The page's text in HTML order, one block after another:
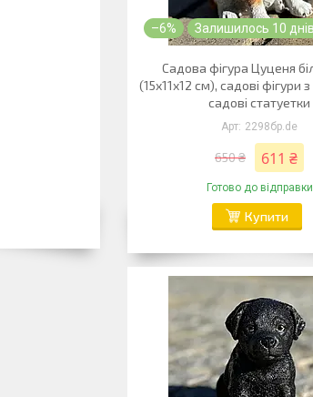
–6% Залишилось 10 днів
Садова фігура Цуценя
(15х11х12 см), садові фігури
садові статуетки
2298бр.de
650 ₴ 611 ₴
Готово до відправки
Купити